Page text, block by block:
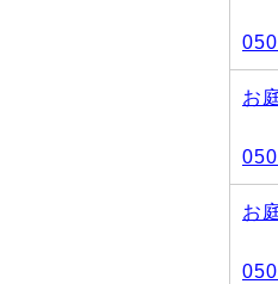
お
お